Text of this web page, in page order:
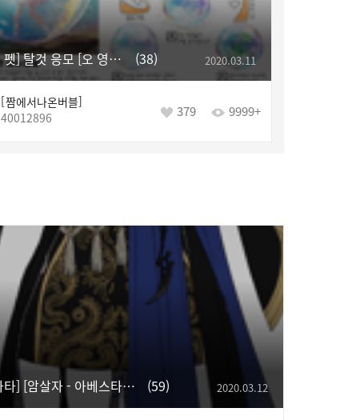
[탈것ㅣ펫] 탈것 응모 [오 영롱한 비눗방울] 38
짬에서나온버블
40012896
379 9999+
2020.03.11
[아바타] [암살자 - 아베스타의 날개] 59 2020.03.12